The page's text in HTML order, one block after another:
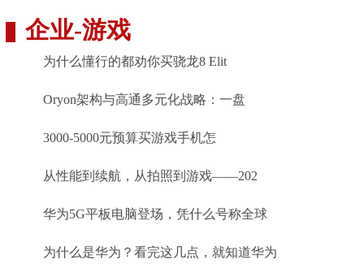
企业-游戏
为什么懂行的都劝你买骁龙8 Elit
Oryon架构与高通多元化战略：一盘
3000-5000元预算买游戏手机怎
从性能到续航，从拍照到游戏——202
华为5G平板电脑登场，凭什么号称全球
为什么是华为？看完这几点，就知道华为